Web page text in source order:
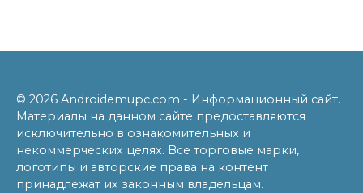
© 2026 Androidemupc.com - Информационный сайт.
Материалы на данном сайте предоставляются
исключительно в ознакомительных и
некоммерческих целях. Все торговые марки,
логотипы и авторские права на контент
принадлежат их законным владельцам.